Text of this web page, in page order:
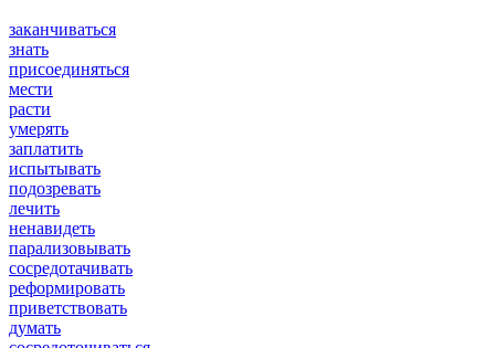
заканчиваться
знать
присоединяться
мести
расти
умерять
заплатить
испытывать
подозревать
лечить
ненавидеть
парализовывать
сосредотачивать
реформировать
приветствовать
думать